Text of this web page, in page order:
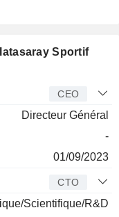
Sportif
CEO
Directeur Général
-
01/09/2023
CTO
Scientifique/R&D